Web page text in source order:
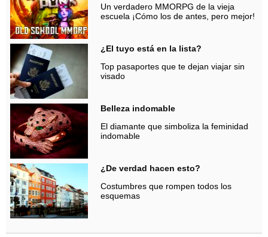
Un verdadero MMORPG de la vieja
escuela ¡Cómo los de antes, pero mejor!
¿El tuyo está en la lista?
Top pasaportes que te dejan viajar sin
visado
Belleza indomable
El diamante que simboliza la feminidad
indomable
¿De verdad hacen esto?
Costumbres que rompen todos los
esquemas